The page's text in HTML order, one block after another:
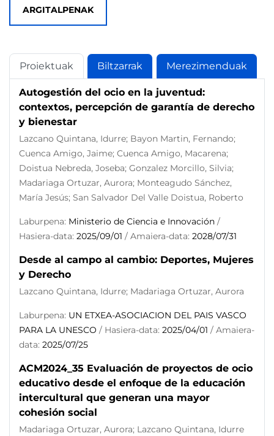
ARGITALPENAK
Proiektuak Biltzarrak Merezimenduak
Autogestión del ocio en la juventud:
contextos, percepción de garantía de derecho
y bienestar
Lazcano Quintana, Idurre; Bayon Martin, Fernando;
Cuenca Amigo, Jaime; Cuenca Amigo, Macarena;
Doistua Nebreda, Joseba; Gonzalez Morcillo, Silvia;
Madariaga Ortuzar, Aurora; Monteagudo Sánchez,
María Jesús; San Salvador Del Valle Doistua, Roberto
Laburpena: Ministerio de Ciencia e Innovación /
Hasiera-data: 2025/09/01 / Amaiera-data: 2028/07/31
Desde al campo al cambio: Deportes, Mujeres
y Derecho
Lazcano Quintana, Idurre; Madariaga Ortuzar, Aurora
Laburpena: UN ETXEA-ASOCIACION DEL PAIS VASCO
PARA LA UNESCO / Hasiera-data: 2025/04/01 / Amaiera-
data: 2025/07/25
ACM2024_35 Evaluación de proyectos de ocio
educativo desde el enfoque de la educación
intercultural que generan una mayor
cohesión social
Madariaga Ortuzar, Aurora; Lazcano Quintana, Idurre